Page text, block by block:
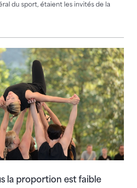
du sport, étaient les invités de la
la proportion est faible
la proportion est faible